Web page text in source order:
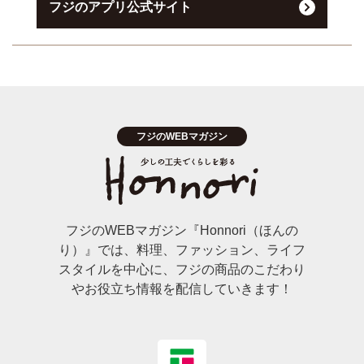
フジのアプリ公式サイト
フジのWEBマガジン『Honnori（ほんの
り）』では、料理、ファッション、ライフ
スタイルを中心に、フジの商品のこだわり
やお役立ち情報を配信していきます！